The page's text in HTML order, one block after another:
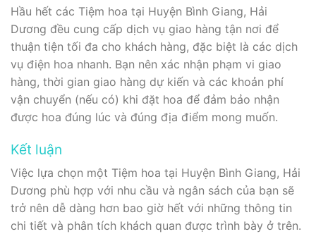
Hầu hết các Tiệm hoa tại Huyện Bình Giang, Hải
Dương đều cung cấp dịch vụ giao hàng tận nơi để
thuận tiện tối đa cho khách hàng, đặc biệt là các dịch
vụ điện hoa nhanh. Bạn nên xác nhận phạm vi giao
hàng, thời gian giao hàng dự kiến và các khoản phí
vận chuyển (nếu có) khi đặt hoa để đảm bảo nhận
được hoa đúng lúc và đúng địa điểm mong muốn.
Kết luận
Việc lựa chọn một Tiệm hoa tại Huyện Bình Giang, Hải
Dương phù hợp với nhu cầu và ngân sách của bạn sẽ
trở nên dễ dàng hơn bao giờ hết với những thông tin
chi tiết và phân tích khách quan được trình bày ở trên.